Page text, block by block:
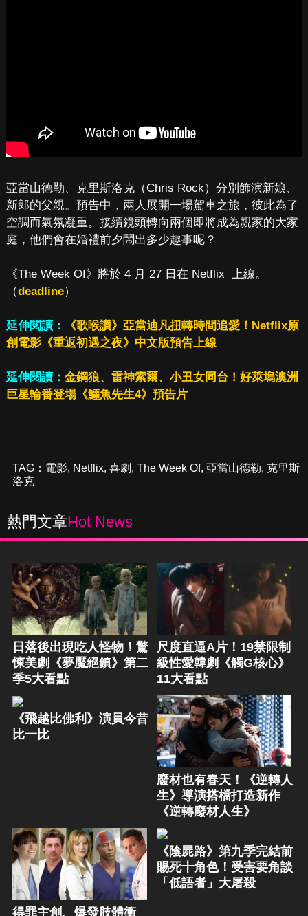
亞當山德勒、克里斯洛克（Chris Rock）分別飾演新娘、
新郎的父親。預告中，兩人展開一場駕車之旅，彼此為了
空調而氣氛凝重。接續鏡頭轉向兩個即將成為親家的大家
庭，他們會在婚禮前夕鬧出多少趣事呢？
《The Week Of》將於 4 月 27 日在 Netflix 上線。
（deadline）
延伸閱讀：
《歌喉讚》亞當迪凡扭轉時間追愛！Netflix原
創電影《重返初遇之夜》中文版預告上線
延伸閱讀： 金鋼狼、雷神索爾、小丑女同台！好萊塢澳洲
巨星輪番登場《鱷魚先生4》預告片
TAG： 電影, Netflix, 喜劇 , The Week Of, 亞當山德勒, 克里斯
洛克
熱門文章Hot News
日落後出現吃人怪物！驚
悚美劇《夢魘絕鎮》第二
季5大看點
尺度直逼A片！19禁限制
級性愛韓劇《觸G核心》
11大看點
《飛越比佛利》演員今昔
比一比
廢材也有春天！《逆轉人
生》導演搭檔打造新作
《逆轉廢材人生》
得罪主創、爆發肢體衝
《陰屍路》第九季完結前
賜死十角色！受害要角談
「低語者」大屠殺